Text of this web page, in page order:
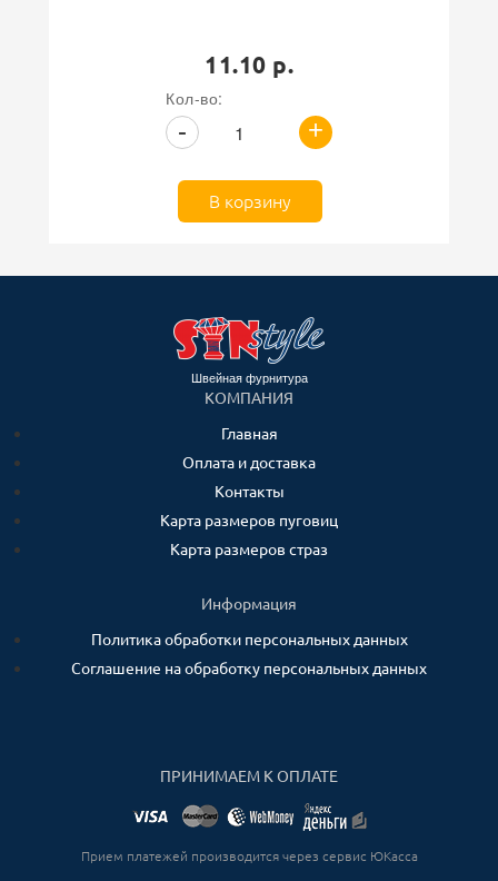
11.10 р.
Кол-во:
+
-
В корзину
Швейная фурнитура
КОМПАНИЯ
Главная
Оплата и доставка
Контакты
Карта размеров пуговиц
Карта размеров страз
Информация
Политика обработки персональных данных
Соглашение на обработку персональных данных
ПРИНИМАЕМ К ОПЛАТЕ
Прием платежей производится через сервис ЮКасса